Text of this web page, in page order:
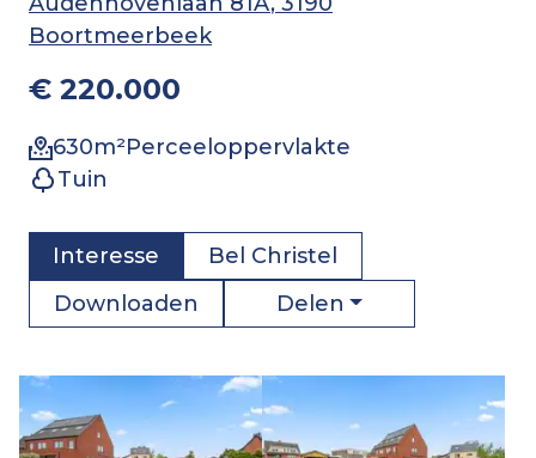
Boortmeerbeek
€ 220.000
630m²Perceeloppervlakte
Tuin
Interesse Bel Christel
Downloaden
Delen